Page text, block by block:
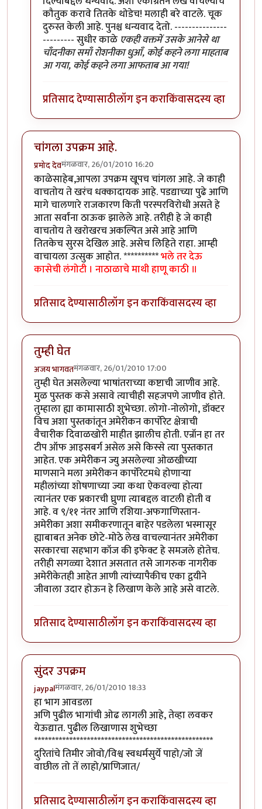
कौतुक करावे तितके थोडेच! मलाही बरे वाटले. चूक
दुरुस्त केली आहे. पुनश्च धन्यवाद देतो. ---------------
--------- सुधीर काळे एकही वक्तमें उसके आनेसे था
चाँदनीका समाँ रोशनीका धुआँ, कोई कहने लगा माहताब
आ गया, कोई कहने लगा आफताब आ गया!
प्रतिसाद देण्यासाठीलॉग इन कराकिंवासदस्य व्हा
चांगला उपक्रम आहे.
प्रमोद देवमंगळवार, 26/01/2010 16:20
काळेसाहेब,आपला उपक्रम खूपच चांगला आहे. जे काही
वाचतोय ते खरंच धक्कादायक आहे. पडद्याच्या पुढे आणि
मागे चालणारे राजकारण किती परस्परविरोधी असते हे
आता सर्वांना ठाऊक झालेले आहे. तरीही हे जे काही
वाचतोय ते खरोखरच अकल्पित असे आहे आणि
तितकेच सुरस देखिल आहे. असेच लिहिते राहा. आम्ही
वाचायला उत्सुक आहोत. **********भले तर देऊ
कासेची लंगोटी । नाठाळाचे माथी हाणू काठी ॥
प्रतिसाद देण्यासाठीलॉग इन कराकिंवासदस्य व्हा
तुम्ही घेत
अजय भागवतमंगळवार, 26/01/2010 17:00
तुम्ही घेत असलेल्या भाषांतराच्या कष्टाची जाणीव आहे.
मुळ पुस्तक कसे असावे त्याचीही सहजपणे जाणीव होते.
तुम्हाला ह्या कामासाठी शुभेच्छा. लोगो-नोलोगो, डॉक्टर
विच अशा पुस्तकांतून अमेरीकन कार्पोरेट क्षेत्राची
वैचारीक दिवाळखोरी माहीत झालीच होती. एन्रॉन हा तर
टीप ऑफ आइसबर्ग असेल असे किस्से त्या पुस्तकात
आहेत. एक अमेरीकन ज्यु असलेल्या ओळखीच्या
माणसाने मला अमेरीकन कार्पोरेटमधे होणार्‍या
महीलांच्या शोषणाच्या ज्या कथा ऐकवल्या होत्या
त्यानंतर एक प्रकारची घ्रुणा त्याबद्दल वाटली होती व
आहे. व ९/११ नंतर आणि रशिया-अफगाणिस्तान-
अमेरीका अशा समीकरणातून बाहेर पडलेला भस्मासूर
ह्याबाबत अनेक छोटे-मोठे लेख वाचल्यानंतर अमेरीका
सरकारचा सहभाग कॉज की इफेक्ट हे समजले होतेच.
तरीही सगळ्या देशात असतात तसे जागरुक नागरीक
अमेरीकेतही आहेत आणी त्यांच्यापैकीच एका द्वयीने
जीवाला उदार होऊन हे लिखाण केले आहे असे वाटले.
प्रतिसाद देण्यासाठीलॉग इन कराकिंवासदस्य व्हा
सुंदर उपक्रम
jaypalमंगळवार, 26/01/2010 18:33
हा भाग आवडला
अणि पुढील भागांची ओढ लागली आहे, तेव्हा लवकर
येऊद्यात. पुढील लिखाणास शुभेच्छा
***************************************************
दुरितांचे तिमीर जोवो/विश्व स्वधर्मसुर्ये पाहो/जो जें
वाछील तो तें लाहो/प्राणिजात/
प्रतिसाद देण्यासाठीलॉग इन कराकिंवासदस्य व्हा